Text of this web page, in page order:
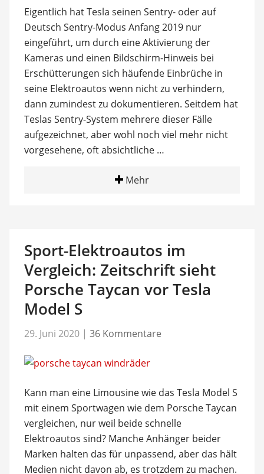
Eigentlich hat Tesla seinen Sentry- oder auf
Deutsch Sentry-Modus Anfang 2019 nur
eingeführt, um durch eine Aktivierung der
Kameras und einen Bildschirm-Hinweis bei
Erschütterungen sich häufende Einbrüche in
seine Elektroautos wenn nicht zu verhindern,
dann zumindest zu dokumentieren. Seitdem hat
Teslas Sentry-System mehrere dieser Fälle
aufgezeichnet, aber wohl noch viel mehr nicht
vorgesehene, oft absichtliche …
Mehr
Sport-Elektroautos im
Vergleich: Zeitschrift sieht
Porsche Taycan vor Tesla
Model S
29. Juni 2020 | 36 Kommentare
Kann man eine Limousine wie das Tesla Model S
mit einem Sportwagen wie dem Porsche Taycan
vergleichen, nur weil beide schnelle
Elektroautos sind? Manche Anhänger beider
Marken halten das für unpassend, aber das hält
Medien nicht davon ab, es trotzdem zu machen.